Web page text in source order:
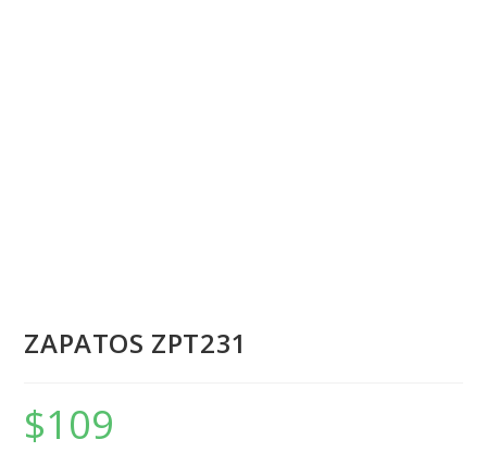
ZAPATOS ZPT231
$109